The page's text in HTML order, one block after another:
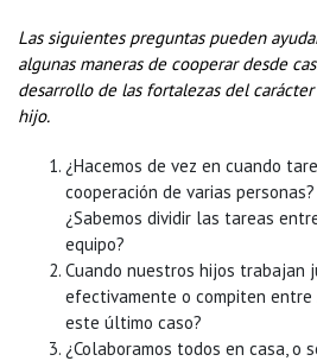
Bell-lloc
Las siguientes preguntas pueden
algunas maneras de cooperar desde
desarrollo de las fortalezas del
hijo.
¿Hacemos de vez en cuando
cooperación de varias
¿Sabemos dividir las tareas
equipo?
Cuando nuestros hijos trabajan
efectivamente o compiten entre
este último caso?
¿Colaboramos todos en casa, o